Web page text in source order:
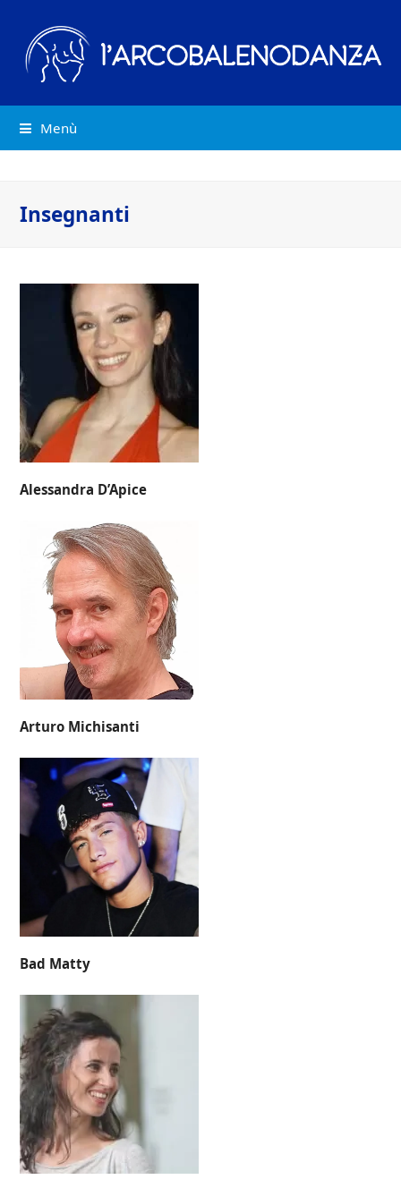
Menù
Insegnanti
Alessandra D’Apice
Arturo Michisanti
Bad Matty